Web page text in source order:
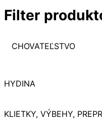
Filter
CHOVATEĽSTVO
HYDINA
KLIETKY, VÝBEHY,